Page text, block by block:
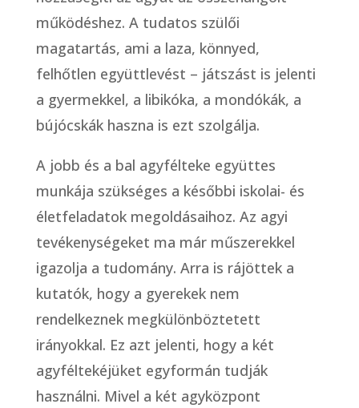
működéshez. A tudatos szülői
magatartás, ami a laza, könnyed,
felhőtlen együttlevést – játszást is jelenti
a gyermekkel, a libikóka, a mondókák, a
bújócskák haszna is ezt szolgálja.
A jobb és a bal agyfélteke együttes
munkája szükséges a későbbi iskolai- és
életfeladatok megoldásaihoz. Az agyi
tevékenységeket ma már műszerekkel
igazolja a tudomány. Arra is rájöttek a
kutatók, hogy a gyerekek nem
rendelkeznek megkülönböztetett
irányokkal. Ez azt jelenti, hogy a két
agyféltekéjüket egyformán tudják
használni. Mivel a két agyközpont